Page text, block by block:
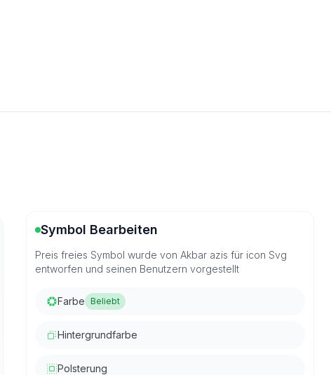
Symbol Bearbeiten
Preis freies Symbol wurde von Akbar azis für icon Svg
entworfen und seinen Benutzern vorgestellt
Farbe Beliebt
Hintergrundfarbe
Polsterung